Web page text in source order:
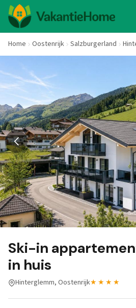
Home Oostenrijk Salzburgerland
Ski-in
in huis
Hinterglemm, Oostenrijk★★★★